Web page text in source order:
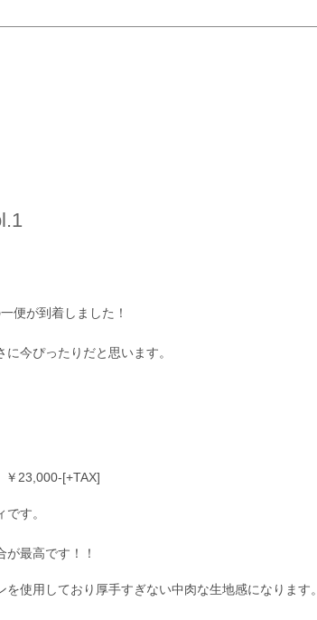
便が到着しました！
に今ぴったり だと思います。
￥23,000-[+TAX]
す。
最高です！！
使用しており厚手すぎない中肉な生地感になります。